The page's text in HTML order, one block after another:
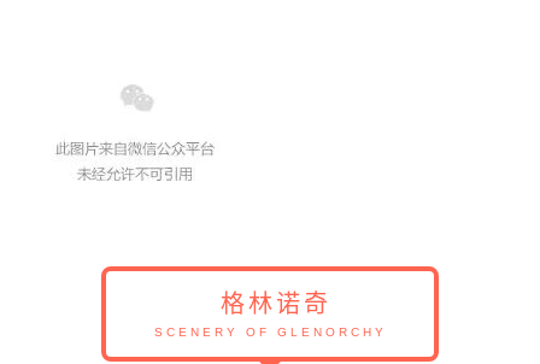
格林诺奇
SCENERY OF GLENORCHY